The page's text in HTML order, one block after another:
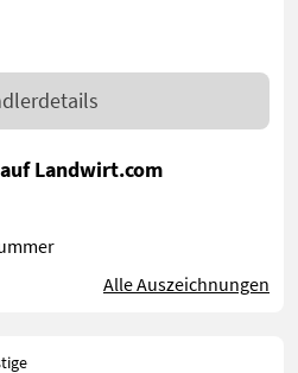
Landwirt.com
Alle Auszeichnungen